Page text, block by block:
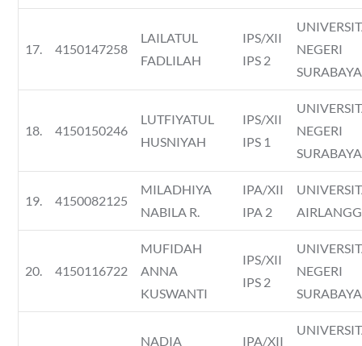
17. 4150147258
LAILATUL
FADLILAH
IPS/XII
IPS 2
NEGERI
SURABAYA
18. 4150150246
LUTFIYATUL
HUSNIYAH
IPS/XII
IPS 1
NEGERI
SURABAYA
19. 4150082125
MILADHIYA
NABILA R.
IPA/XII
IPA 2
20. 4150116722
MUFIDAH
ANNA
KUSWANTI
IPS/XII
IPS 2
NEGERI
SURABAYA
NADIA
IPA/XII